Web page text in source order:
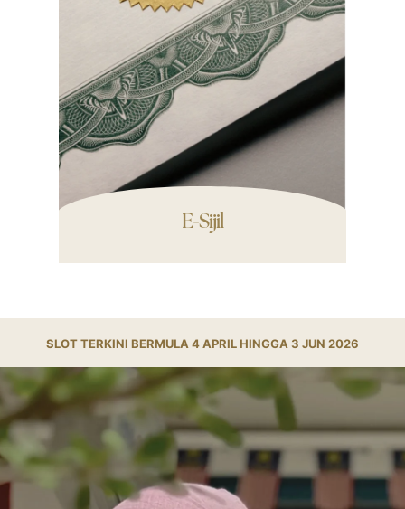
E-Sijil
SLOT TERKINI BERMULA 4 APRIL HINGGA 3 JUN 2026